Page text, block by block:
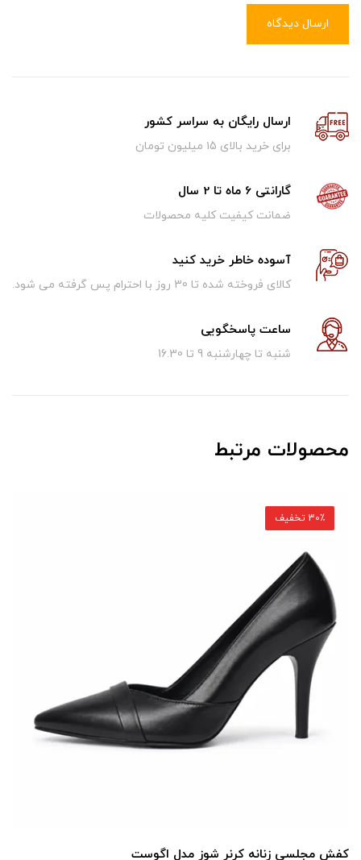
ارسال دیدگاه
ارسال رایگان به سراسر کشور
برای خرید بالای ۱5 میلیون تومان
گارانتی 6 ماه تا 2 سال
ضمانت کیفیت کلیه محصولات
آسوده خاطر خرید کنید
کالای فروخته شده تا 30 روز با احترام پس گرفته می شود.
ساعت پاسخگویی
شنبه تا چهارشنبه 9 تا 16.30
محصولات مرتبط
کفش مجلسی زنانه کرنر شوز مدل اگوست
30٪ تخفیف